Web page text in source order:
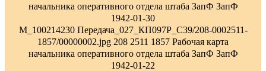
начальника оперативного отдела штаба ЗапФ ЗапФ
1942-01-30
M_100214230 Передача_027_КП097Р_С39/208-0002511-
1857/00000002.jpg 208 2511 1857 Рабочая карта
начальника оперативного отдела штаба ЗапФ ЗапФ
1942-01-22